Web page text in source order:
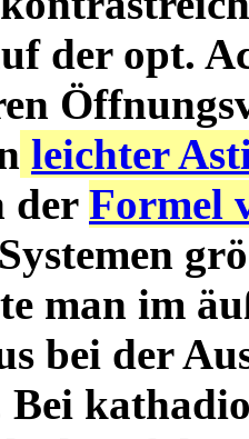
der opt.
leichter
der Formel
man im
bei der